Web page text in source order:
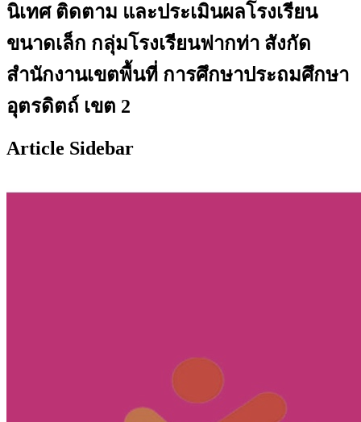
นิเทศ ติดตาม และประเมินผลโรงเรียน
ขนาดเล็ก กลุ่มโรงเรียนฟากท่า สังกัด
สำนักงานเขตพื้นที่ การศึกษาประถมศึกษา
อุตรดิตถ์ เขต 2
Article Sidebar